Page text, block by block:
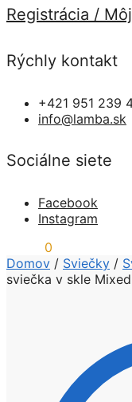
Registrácia /
Rýchly kontakt
+421 951 239
info@lamba.sk
Sociálne siete
Facebook
Instagram
0
Domov / Sviečky /
sviečka v skle